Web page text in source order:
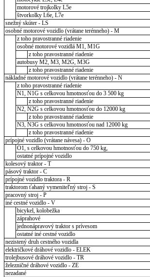
motorové trojkolky L5e
štvorkolky L6e, L7e
snežný skúter - LS
osobné motorové vozidlo (vrátane terénneho) - M
z toho pravostranné riadenie
osobné motorové vozidlá M1, M1G
z toho pravostranné riadenie
autobusy M2, M3, M2G, M3G
z toho pravostranné riadenie
nákladné motorové vozidlo (vrátane terénneho) - N
z toho pravostranné riadenie
N1, N1G s celkovou hmotnosťou do 3 500 kg
z toho pravostranné riadenie
N2, N2G s celkovou hmotnosťou do 12000 kg
z toho pravostranné riadenie
N3, N3G s celkovou hmotnosťou nad 12000 kg
z toho pravostranné riadenie
prípojné vozidlo (vrátane návesa) - O
O1, s celkovou hmotnosťou do 750 kg,
ostatné prípojné vozidlo
kolesový traktor - T
pásový traktor - C
prípojné vozidlo traktora - R
traktorom ťahaný vymeniteľný stroj - S
pracovný stroj - P
iné cestné vozidlo - V
bicykel, kolobežka
záprahové
jednonápravový traktor s prívesom
ostatné iné cestné vozidlo
nezistený druh cestného vozidla
električkové dráhové vozidlo - ELEK
trolejbusové dráhové vozidlo - TR
železničné dráhové vozidlo - ZE
nezadané